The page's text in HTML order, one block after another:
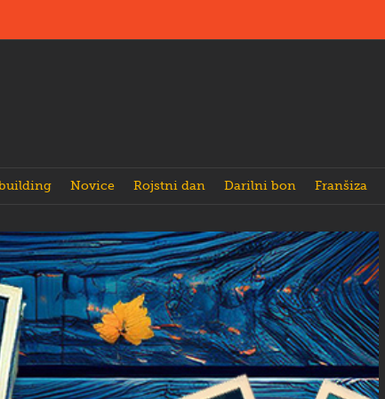
Novice Rojstni dan Darilni bon Franšiza